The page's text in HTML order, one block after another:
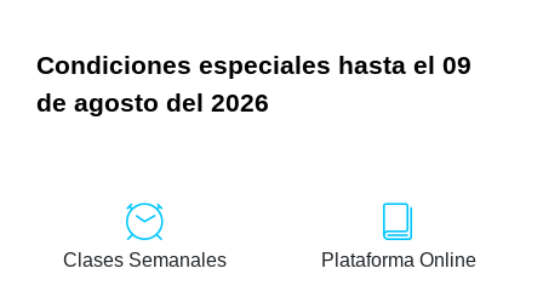
Condiciones especiales hasta el 09
de agosto del 2026
Clases Semanales Plataforma Online